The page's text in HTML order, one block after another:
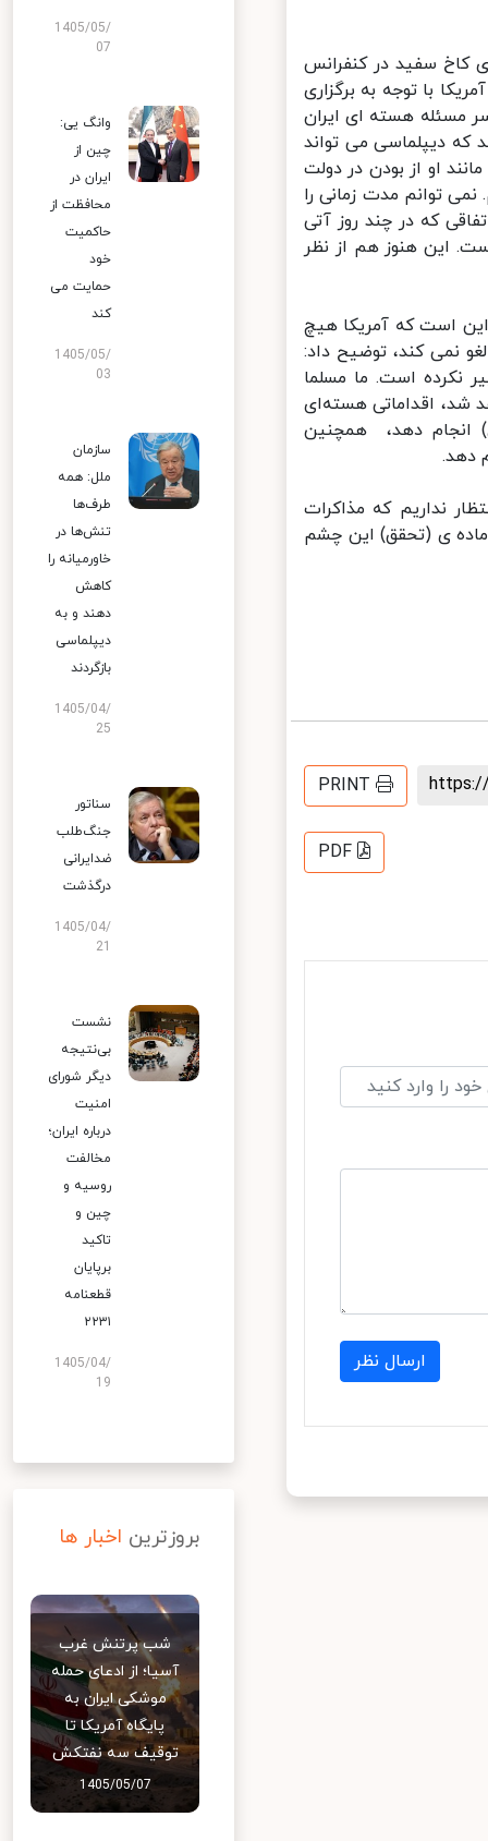
سفید در کنفرانس
با توجه به برگزاری
مسئله هسته ای ایران
دیپلماسی می تواند
او از بودن در دولت
توانم مدت زمانی را
که در چند روز آتی
این هنوز هم از نظر
است که آمریکا هیچ
نمی کند، توضیح داد:
نکرده است. ما مسلما
شد، اقداماتی هسته‌ای
انجام دهد، همچنین
نداریم که مذاکرات
ی (تحقق) این چشم
PRINT
PDF
ارسال نظر
1405/05/
07
وانگ یی:
چین از
ایران در
محافظت از
حاکمیت
خود
حمایت می
کند
1405/05/
03
سازمان
ملل: همه
طرف‌ها
تنش‌ها در
خاورمیانه را
کاهش
دهند و به
دیپلماسی
بازگردند
1405/04/
25
سناتور
جنگ‌طلب
ضدایرانی
درگذشت
1405/04/
نشست
بی‌نتیجه
دیگر شورای
امنیت
درباره ایران؛
مخالفت
روسیه و
چین و
تاکید
برپایان
قطعنامه
۲۲۳۱
1405/04/
19
بروزترین اخبار ها
شب پرتنش غرب
آسیا؛ از ادعای حمله
موشکی ایران به
پایگاه آمریکا تا
توقیف سه نفتکش
1405/05/07